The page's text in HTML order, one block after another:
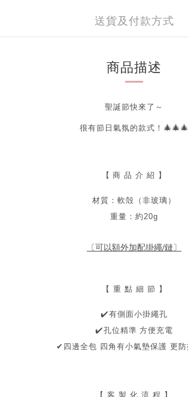
送貨及付款方式
商品描述
聖誕節快來了～
很有節日氣氛的款式！ 🎄🎄🎄
【 商 品 介 紹 】
材質：軟殻（非玻璃）
重量：約20g
〔可以額外加配掛繩/鏈〕
【 重 點 細 節 】
✔️有側面小掛繩孔
✔孔位精準 方便充電
✔ 四邊全包 四角有小氣墊保護 更
【 客 製 化 流 程 】